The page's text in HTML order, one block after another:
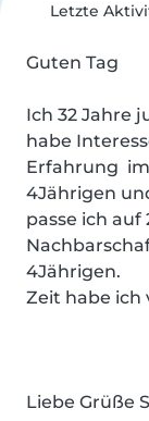
Letzte
Guten Tag
Ich 32 Jahre
habe
Erfahrung
4Jährigen
passe ich auf
4Jährigen.
Zeit habe ich
Liebe Grüße